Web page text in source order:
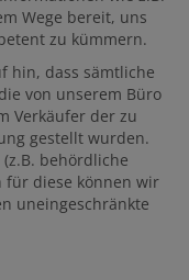
Wege bereit, uns
zu kümmern.
hin, dass sämtliche
von unserem Büro
Verkäufer der zu
gestellt wurden.
behördliche
für diese können wir
uneingeschränkte